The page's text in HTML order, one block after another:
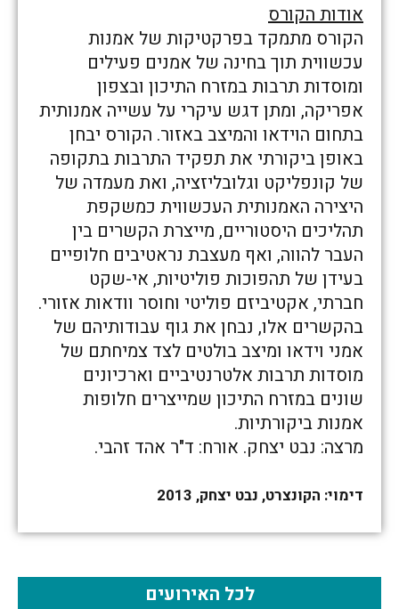
אודות הקורס
הקורס מתמקד בפרקטיקות של אמנות
עכשווית תוך בחינה של אמנים פעילים
ומוסדות תרבות במזרח התיכון ובצפון
אפריקה, ומתן דגש עיקרי על עשייה אמנותית
בתחום הוידאו והמיצב באזור. הקורס יבחן
באופן ביקורתי את תפקיד התרבות בתקופה
של קונפליקט וגלובליזציה, ואת מעמדה של
היצירה האמנותית העכשווית כמשקפת
תהליכים היסטוריים, מייצרת הקשרים בין
העבר להווה, ואף מעצבת נראטיבים חלופיים
בעידן של תהפוכות פוליטיות, אי-שקט
חברתי, אקטיביזם פוליטי וחוסר וודאות אזורי.
בהקשרים אלו, נבחן את גוף עבודותיהם של
אמני וידאו ומיצב בולטים לצד צמיחתם של
מוסדות תרבות אלטרנטיביים וארכיונים
שונים במזרח התיכון שמייצרים חלופות
אמנות ביקורתיות.
מרצה: נבט יצחק. אורח: ד"ר אהד זהבי.
דימוי: הקונצרט, נבט יצחק, 2013
לכל האירועים